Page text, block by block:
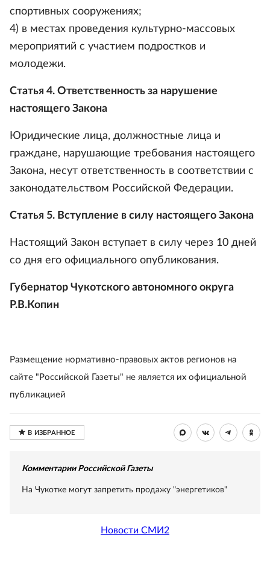
спортивных сооружениях;
4) в местах проведения культурно-массовых
мероприятий с участием подростков и
молодежи.
Статья 4. Ответственность за нарушение
настоящего Закона
Юридические лица, должностные лица и
граждане, нарушающие требования настоящего
Закона, несут ответственность в соответствии с
законодательством Российской Федерации.
Статья 5. Вступление в силу настоящего Закона
Настоящий Закон вступает в силу через 10 дней
со дня его официального опубликования.
Губернатор Чукотского автономного округа
Р.В.Копин
Размещение нормативно-правовых актов регионов на
сайте "Российской Газеты" не является их официальной
публикацией
Комментарии Российской Газеты
На Чукотке могут запретить продажу "энергетиков"
Новости СМИ2